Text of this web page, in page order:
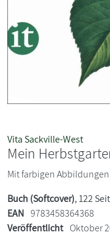
Vita Sackville-West
Mein
Mit farbigen
Buch (Softcover), 122
EAN 9783458364368
Veröffentlicht Oktober